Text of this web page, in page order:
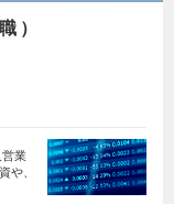
）
営業
や、